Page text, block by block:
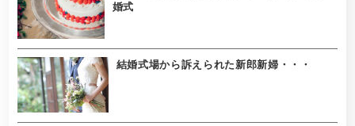
婚式
結婚式場から訴えられた新郎新婦・・・